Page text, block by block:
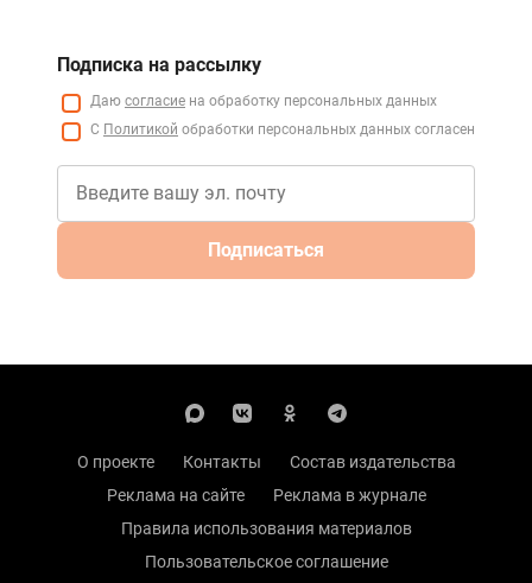
Подписка на рассылку
Даю согласие на обработку персональных данных
С Политикой обработки персональных данных согласен
Подписаться
О проекте Контакты
Состав издательства
Реклама на сайте
Реклама в журнале
Правила использования материалов
Пользовательское соглашение